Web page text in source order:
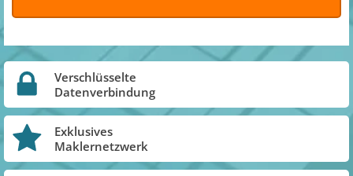
Verschlüsselte
Datenverbindung
Exklusives
Maklernetzwerk